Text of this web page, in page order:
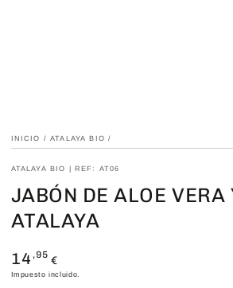
INICIO / ATALAYA BIO /
ATALAYA BIO | REF: AT06
JABÓN DE ALOE VERA
ATALAYA
Precio
regular
14 ,95 €
Impuesto incluido.